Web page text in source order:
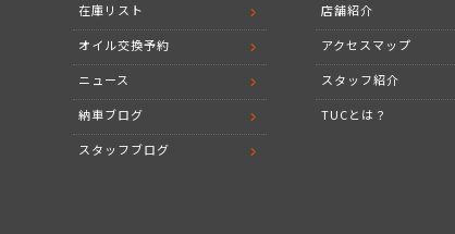
在庫リスト
オイル交換予約
ニュース
納車ブログ
スタッフブログ
店舗紹介
アクセスマップ
スタッフ紹介
TUCとは？